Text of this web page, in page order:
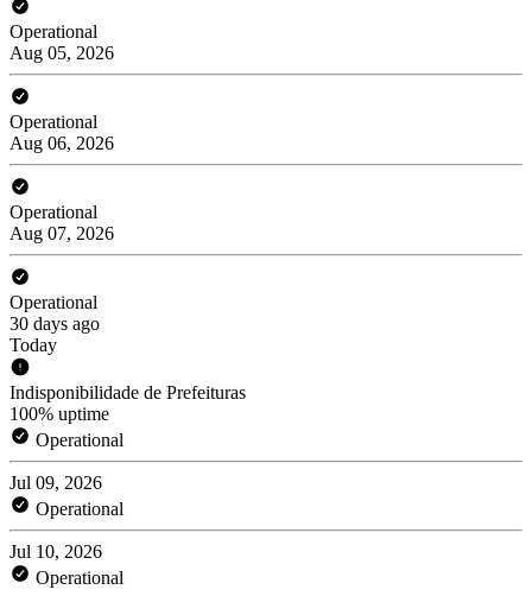
Operational
Aug 05, 2026
Operational
Aug 06, 2026
Operational
Aug 07, 2026
Operational
30 days ago
Today
Indisponibilidade de Prefeituras
100% uptime
Operational
Jul 09, 2026
Operational
Jul 10, 2026
Operational